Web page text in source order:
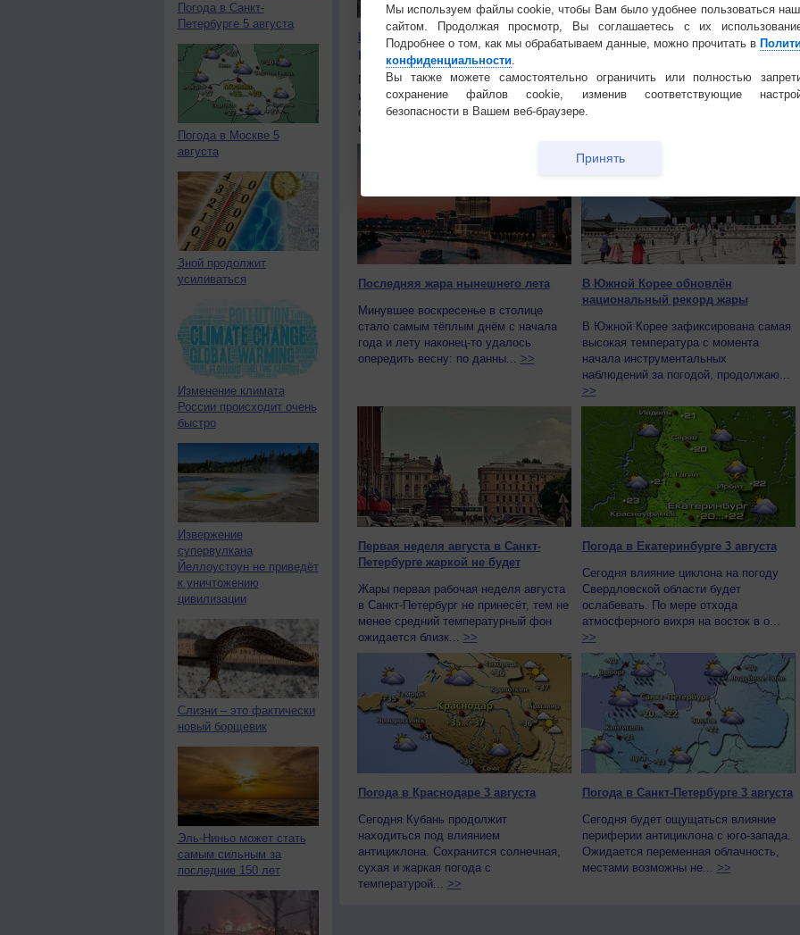
Погода в Санкт-
Петербурге 5 августа
Погода в Москве 5
августа
Зной продолжит
усиливаться
Изменение климата
России происходит очень
быстро
Извержение
супервулкана
Йеллоустоун не приведёт
к уничтожению
цивилизации
Слизни – это фактически
новый борщевик
Эль-Ниньо может стать
самым сильным за
последние 150 лет
Изменение климата повлияло на
российский чернозём
Почвоведы из России впервые
изучили то, как перемены в уровне
осадков и другие климатические
изменения повлияли на свойс...
Аномальный зной иссушил Европу
и двигается в сторону России
В самом Старом Свете жара и засуха
привели к обмелению крупнейших рек.
Сегодня в Румынии возобновятся
Последняя жара нынешнего лета
Минувшее воскресенье в столице
стало самым тёплым днём с начала
года и лету наконец-то удалось
опередить весну: по данны... >>
В Южной Корее обновлён
национальный рекорд жары
В Южной Корее зафиксирована самая
высокая температура с момента
начала инструментальных
наблюдений за погодой, продолжаю...
>>
Первая неделя августа в Санкт-
Петербурге жаркой не будет
Жары первая рабочая неделя августа
в Санкт-Петербург не принесёт, тем не
менее средний температурный фон
ожидается близк... >>
Погода в Екатеринбурге 3 августа
Сегодня влияние циклона на погоду
Свердловской области будет
ослабевать. По мере отхода
атмосферного вихря на восток в о...
>>
Погода в Краснодаре 3 августа
Сегодня Кубань продолжит
находиться под влиянием
антициклона. Сохранится солнечная,
сухая и жаркая погода с
температурой... >>
Погода в Санкт-Петербурге 3 августа
Сегодня будет ощущаться влияние
периферии антициклона с юго-запада.
Ожидается переменная облачность,
местами возможны не... >>
Мы используем файлы cookie, чтобы Вам было удобнее пользоваться
сайтом. Продолжая просмотр, Вы соглашаетесь с их
Подробнее о том, как мы обрабатываем данные, можно прочитать в
конфиденциальности.
Вы также можете самостоятельно ограничить или полностью
сохранение файлов cookie, изменив соответствующие
безопасности в Вашем веб-браузере.
Принять